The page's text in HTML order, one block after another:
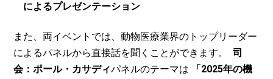
によるプレゼンテーション
また、両イベントでは、動物医療業界のトップリーダー
によるパネルから直接話を聞くことができます。司
会：ポール・カサディパネルのテーマは
「2025年の機